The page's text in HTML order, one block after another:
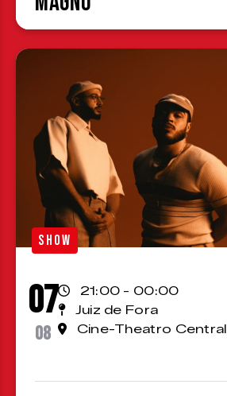
SHOW
07
08
21:00 - 00:00
Juiz de Fora
Cine-Theatro Central